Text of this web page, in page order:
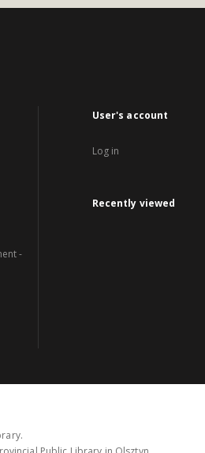
-
User's account
Log in
Recently viewed